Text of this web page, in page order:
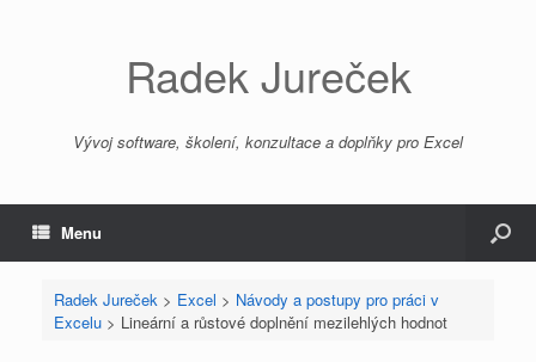
Radek Jureček
Vývoj software, školení, konzultace a doplňky pro Excel
Menu
Radek Jureček > Excel > Návody a postupy pro práci v
Excelu> Lineární a růstové doplnění mezilehlých hodnot